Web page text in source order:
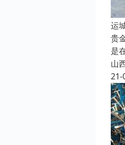
运
贵
是
山
21-